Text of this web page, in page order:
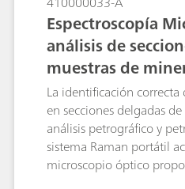
Espectroscopía
análisis de
muestras de
La identificación correcta
en secciones delgadas
análisis petrográfico y
sistema Raman portátil
microscopio óptico